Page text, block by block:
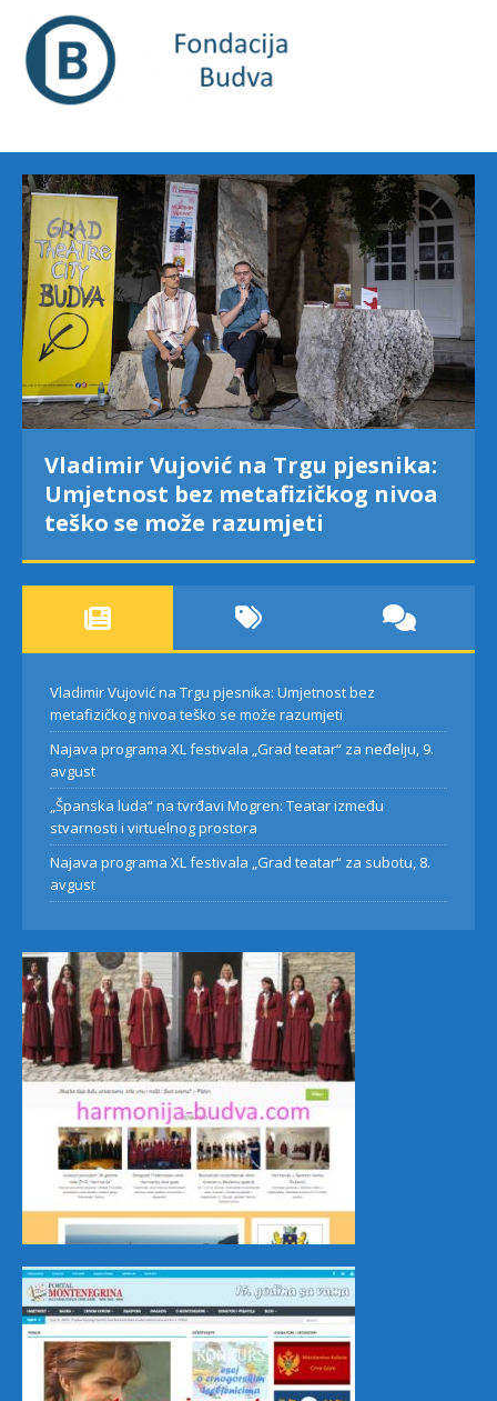
Vladimir Vujović na Trgu pjesnika:
Umjetnost bez metafizičkog nivoa
teško se može razumjeti
Vladimir Vujović na Trgu pjesnika: Umjetnost bez
metafizičkog nivoa teško se može razumjeti
Najava programa XL festivala „Grad teatar“ za neđelju, 9.
avgust
„Španska luda“ na tvrđavi Mogren: Teatar između
stvarnosti i virtuelnog prostora
Najava programa XL festivala „Grad teatar“ za subotu, 8.
avgust